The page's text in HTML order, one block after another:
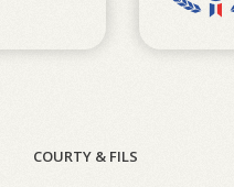
COURTY & FILS